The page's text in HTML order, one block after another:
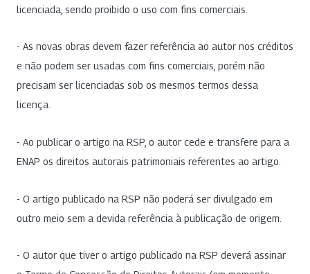
licenciada, sendo proibido o uso com fins comerciais.
- As novas obras devem fazer referência ao autor nos créditos
e não podem ser usadas com fins comerciais, porém não
precisam ser licenciadas sob os mesmos termos dessa
licença.
- Ao publicar o artigo na RSP, o autor cede e transfere para a
ENAP os direitos autorais patrimoniais referentes ao artigo.
- O artigo publicado na RSP não poderá ser divulgado em
outro meio sem a devida referência à publicação de origem.
- O autor que tiver o artigo publicado na RSP deverá assinar